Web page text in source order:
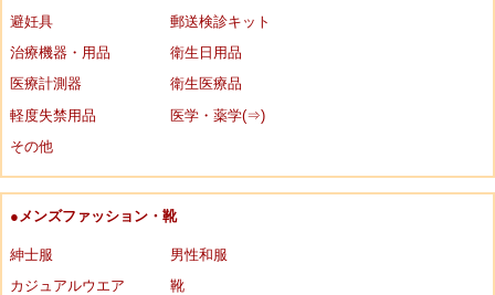
避妊具
郵送検診キット
治療機器・用品
衛生日用品
医療計測器
衛生医療品
軽度失禁用品
医学・薬学(⇒)
その他
●メンズファッション・靴
紳士服
男性和服
カジュアルウエア
靴